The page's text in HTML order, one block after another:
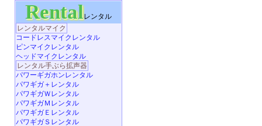
Rentalレンタル
レンタルマイク
コードレスマイクレンタル
ピンマイクレンタル
ヘッドマイクレンタル
レンタル手ぶら拡声器
パワーギガホンレンタル
パワギガ＋レンタル
パワギガＷレンタル
パワギガＭレンタル
パワギガＥレンタル
パワギガＳレンタル